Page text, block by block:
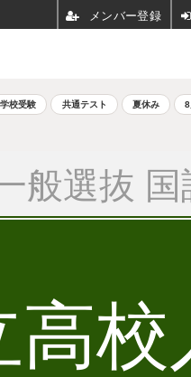
校受験 共通テスト 夏休み
般選抜 国
校